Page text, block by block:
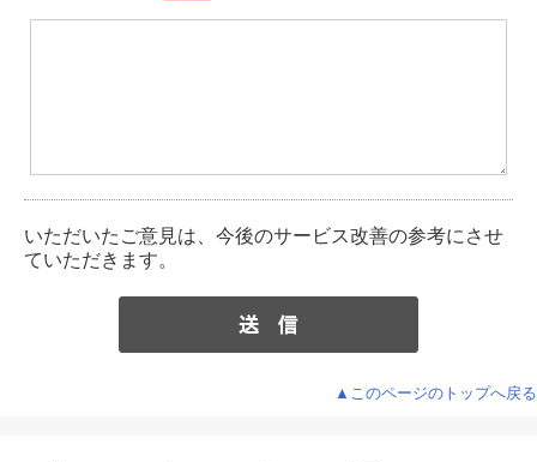
いただいたご意見は、今後のサービス改善の参考にさせ
ていただきます。
▲このページのトップへ戻る